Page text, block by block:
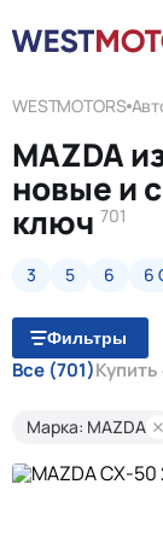
WESTMOTORS
MAZDA
новые и
ключ 701
3 5 6 6
Фильтры
Все (701)
Марка: MAZDA